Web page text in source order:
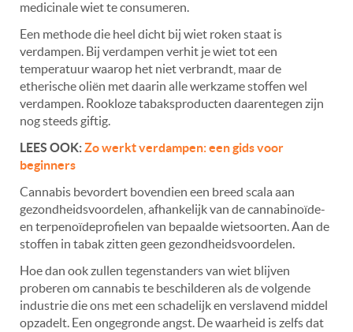
medicinale wiet te consumeren.
Een methode die heel dicht bij wiet roken staat is
verdampen. Bij verdampen verhit je wiet tot een
temperatuur waarop het niet verbrandt, maar de
etherische oliën met daarin alle werkzame stoffen wel
verdampen. Rookloze tabaksproducten daarentegen zijn
nog steeds giftig.
LEES OOK:Zo werkt verdampen: een gids voor
beginners
Cannabis bevordert bovendien een breed scala aan
gezondheidsvoordelen, afhankelijk van de cannabinoïde-
en terpenoïdeprofielen van bepaalde wietsoorten. Aan de
stoffen in tabak zitten geen gezondheidsvoordelen.
Hoe dan ook zullen tegenstanders van wiet blijven
proberen om cannabis te beschilderen als de volgende
industrie die ons met een schadelijk en verslavend middel
opzadelt. Een ongegronde angst. De waarheid is zelfs dat